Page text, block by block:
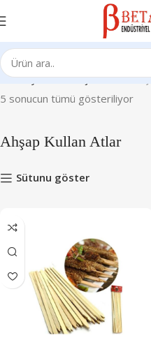
Ana Sayfa Ambalaj Ürünleri
5 sonucun tümü gösteriliyor
Ahşap Kullan Atlar
Sütunu göster